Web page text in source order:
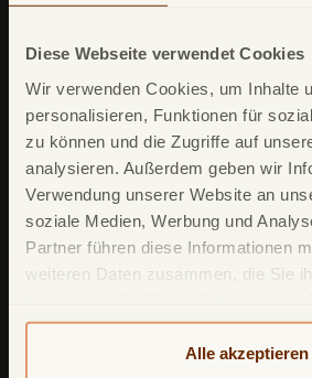
Diese Webseite verwendet Cookies
Wir verwenden Cookies, um Inhalte
personalisieren, Funktionen für
zu können und die Zugriffe auf
analysieren. Außerdem geben wir
Verwendung unserer Website an
soziale Medien, Werbung und
Partner führen diese Informationen
weiteren Daten zusammen, die Sie
gesammelt haben. Weitere
finden Sie in unsererAlle akzeptieren
TF Bank (ein zweiter Firmenname
Avarda Bank AB ( )) reg. no.
Postfach11 02 28
10832 Berlin
Deutschland
Unsere Produkte